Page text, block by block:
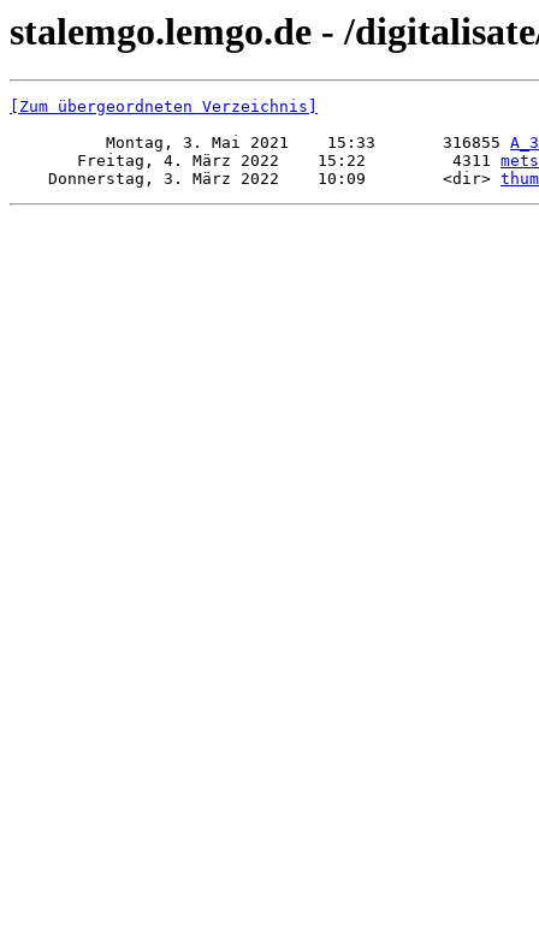
stalemgo.lemgo.de - /
[Zum übergeordneten Verzeichnis]
          Montag, 3. Mai 2021    15:33       316855
       Freitag, 4. März 2022    15:22         4311
    Donnerstag, 3. März 2022    10:09        <dir>